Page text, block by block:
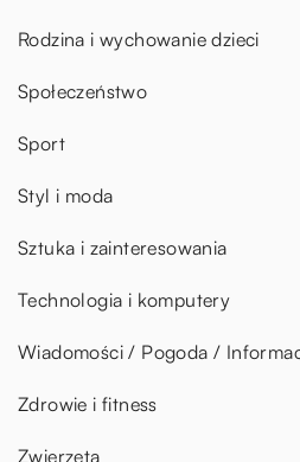
Rodzina i wychowanie dzieci
Społeczeństwo
Sport
Styl i moda
Sztuka i zainteresowania
Technologia i komputery
Wiadomości / Pogoda /
Zdrowie i fitness
Zwierzęta